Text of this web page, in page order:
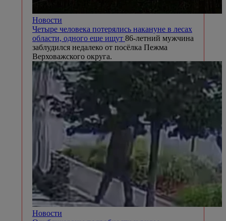
Новости
Четыре человека потерялись накануне в лесах
области, одного еще ищут 86-летний мужчина
заблудился недалеко от посёлка Пежма
Верховажского округа.
Новости